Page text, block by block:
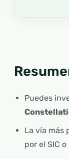
Puedes
La vía más
por el SIC